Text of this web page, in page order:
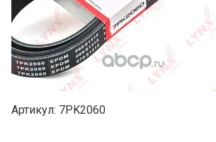
Артикул 7PK2060